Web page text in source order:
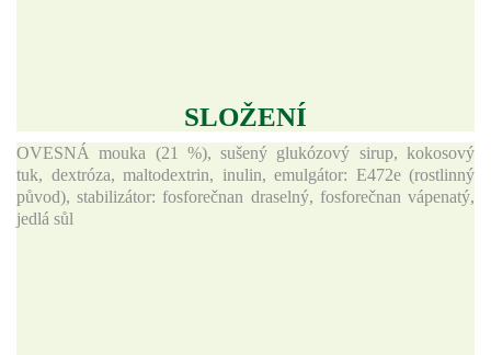
SLOŽENÍ
OVESNÁ mouka (21 %), sušený glukózový sirup, kokosový
tuk, dextróza, maltodextrin, inulin, emulgátor: E472e (rostlinný
původ), stabilizátor: fosforečnan draselný, fosforečnan vápenatý,
jedlá sůl